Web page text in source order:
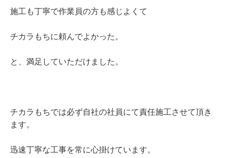
施工も丁寧で作業員の方も感じよくて
チカラもちに頼んでよかった。
と、満足していただけました。
チカラもちでは必ず自社の社員にて責任施工させて頂き
ます。
迅速丁寧な工事を常に心掛けています。